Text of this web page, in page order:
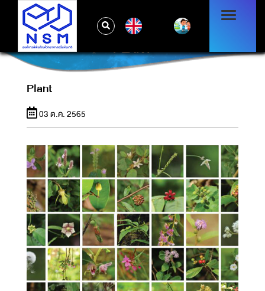
PLANT
Plant
03 ต.ค. 2565